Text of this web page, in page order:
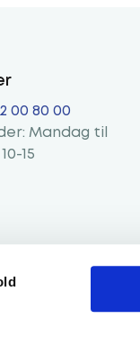
00 80 00
Mandag til
15